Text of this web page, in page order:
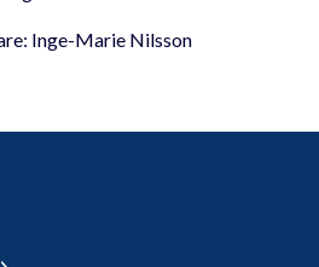
Inge-Marie Nilsson